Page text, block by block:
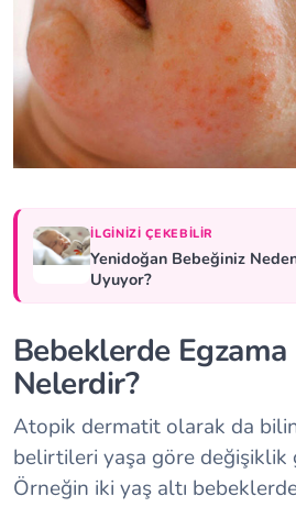
İLGINIZI ÇEKEBILIR
Yenidoğan Bebeğiniz
Uyuyor?
Bebeklerde
Nelerdir?
Atopik dermatit olarak da
belirtileri yaşa göre değişiklik
Örneğin iki yaş altı